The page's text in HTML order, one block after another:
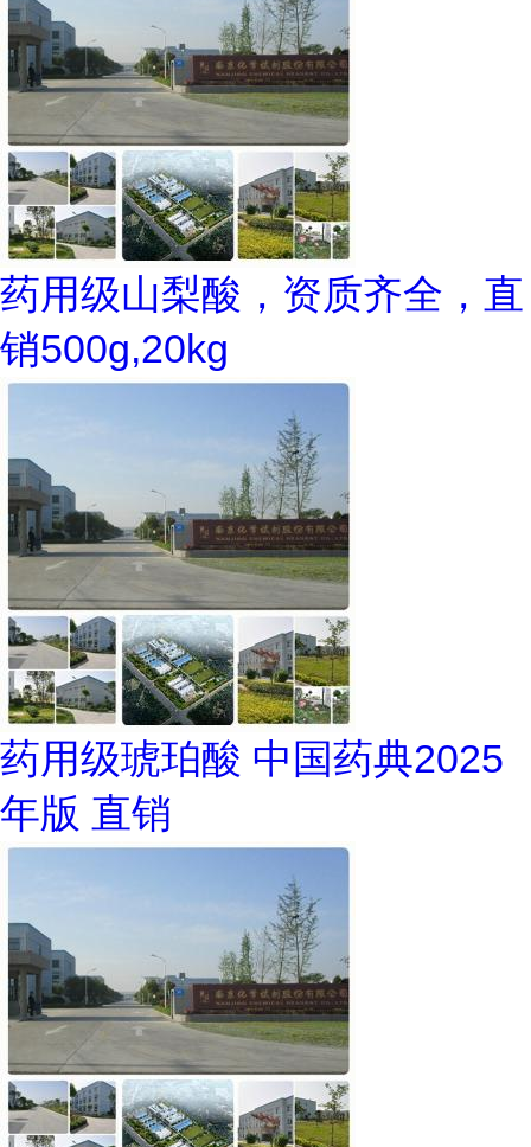
药用级山梨酸，资质齐全，直
销500g,20kg
药用级琥珀酸 中国药典2025
年版 直销